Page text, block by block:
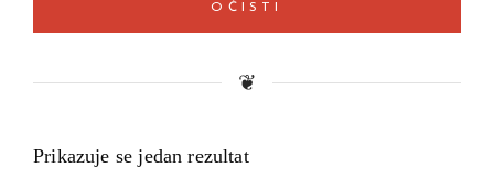
Prikazuje se jedan rezultat
OČISTI
❦